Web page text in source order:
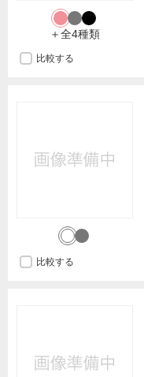
＋全4種類
比較する
比較する